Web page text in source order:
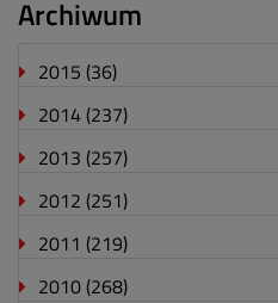
Archiwum
2015 (36)
2014 (237)
2013 (257)
2012 (251)
2011 (219)
2010 (268)